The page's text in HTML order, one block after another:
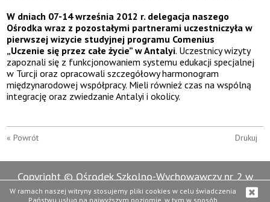
W dniach 07-14 września 2012 r. delegacja naszego
Ośrodka wraz z pozostałymi partnerami uczestniczyła w
pierwszej wizycie studyjnej programu Comenius
„Uczenie się przez całe życie” w Antalyi. Uczestnicy wizyty
zapoznali się z funkcjonowaniem systemu edukacji specjalnej
w Turcji oraz opracowali szczegółowy harmonogram
międzynarodowej współpracy. Mieli również czas na wspólną
integrację oraz zwiedzanie Antalyi i okolicy.
« Powrót Drukuj
Copyright © Ośrodek Szkolno-Wychowawczy nr 2 w
Wejherowie. Wszelkie prawa zastrzeżone.
W ramach naszej witryny stosujemy pliki cookies w celu świadczenia
Państwu usług na najwyższym poziomie, w tym w sposób